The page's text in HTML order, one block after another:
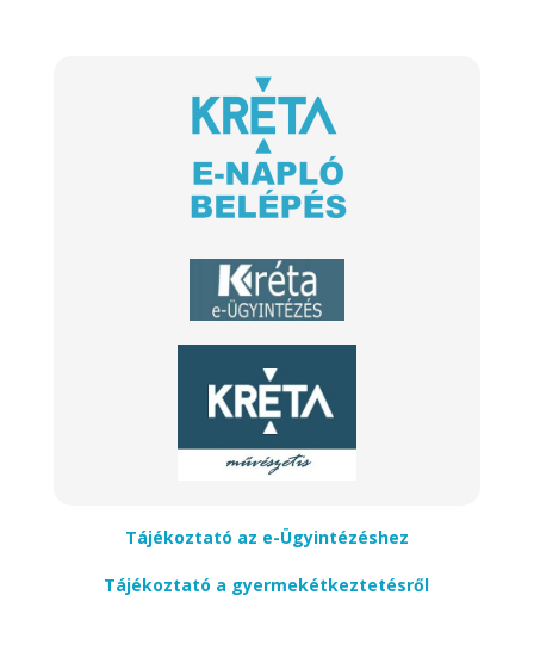
Tájékoztató az e-Ügyintézéshez
Tájékoztató a gyermekétkeztetésről